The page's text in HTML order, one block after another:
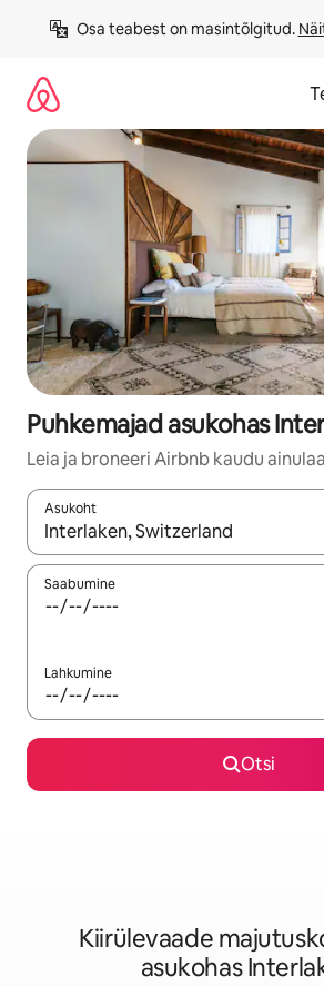
Osa teabest on masintõlgitud.
Puhkemajad asukohas
Leia ja broneeri Airbnb kaudu
Asukoht
Kui tulemused on kuvatud, liigu
Saabumine
Lahkumine
Otsi
Kiirülevaade
asukohas